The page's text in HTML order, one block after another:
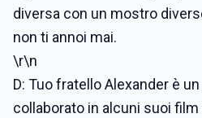
diversa con un mostro
non ti annoi mai.
\r\n
D: Tuo fratello Alexander è
collaborato in alcuni suoi